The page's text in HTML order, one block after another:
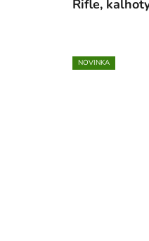
Rifle,
NOVINKA